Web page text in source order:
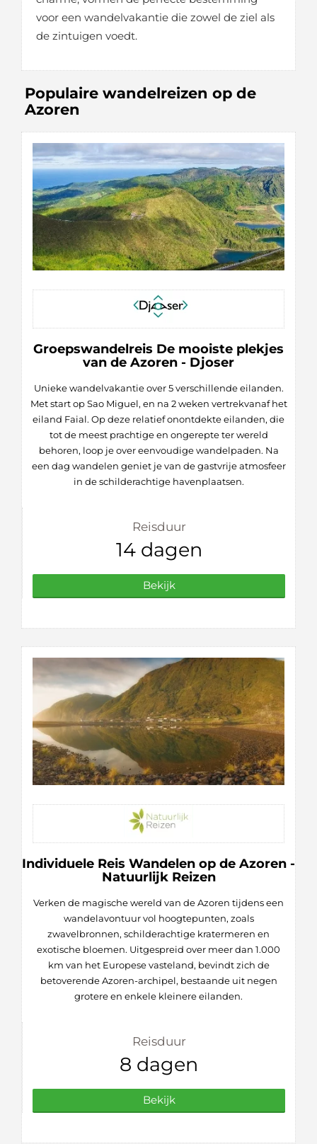
voor een wandelvakantie die zowel de ziel als
de zintuigen voedt.
Populaire wandelreizen op de
Azoren
Groepswandelreis De mooiste plekjes
van de Azoren - Djoser
Unieke wandelvakantie over 5 verschillende eilanden.
Met start op Sao Miguel, en na 2 weken vertrekvanaf het
eiland Faial. Op deze relatief onontdekte eilanden, die
tot de meest prachtige en ongerepte ter wereld
behoren, loop je over eenvoudige wandelpaden. Na
een dag wandelen geniet je van de gastvrije atmosfeer
in de schilderachtige havenplaatsen.
Reisduur
14 dagen
Bekijk
Individuele Reis Wandelen op de Azoren -
Natuurlijk Reizen
Verken de magische wereld van de Azoren tijdens een
wandelavontuur vol hoogtepunten, zoals
zwavelbronnen, schilderachtige kratermeren en
exotische bloemen. Uitgespreid over meer dan 1.000
km van het Europese vasteland, bevindt zich de
betoverende Azoren-archipel, bestaande uit negen
grotere en enkele kleinere eilanden.
Reisduur
8 dagen
Bekijk